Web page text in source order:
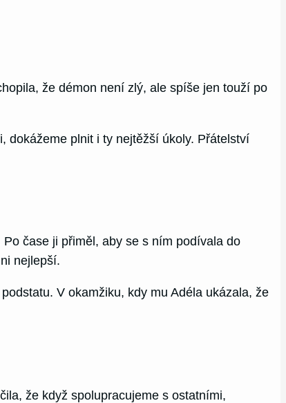
že démon není zlý, ale spíše jen touží po
dokážeme plnit i ty nejtěžší úkoly. Přátelství
čase ji přiměl, aby se s ním podívala do
nejlepší.
V okamžiku, kdy mu Adéla ukázala, že
že když spolupracujeme s ostatními,